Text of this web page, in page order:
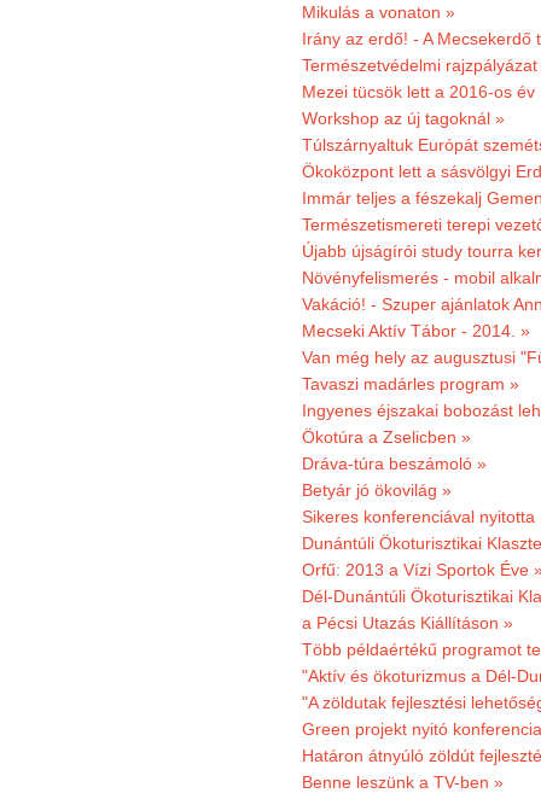
Mikulás a vonaton »
Irány az erdő! - A
Természetvédelmi
Mezei tücsök lett a 2016-os év
Workshop az új tagoknál »
Túlszárnyaltuk Európát
Ökoközpont lett a sásvölgyi
Immár teljes a fészekalj
Természetismereti terepi
Újabb újságírói study tourra
Növényfelismerés - mobil
Vakáció! - Szuper ajánlatok
Mecseki Aktív Tábor - 2014. »
Van még hely az augusztusi
Tavaszi madárles program »
Ingyenes éjszakai bobozást
Ökotúra a Zselicben »
Dráva-túra beszámoló »
Betyár jó ökovilág »
Sikeres konferenciával
Dunántúli Ökoturisztikai
Orfű: 2013 a Vízi Sportok Éve
Dél-Dunántúli Ökoturisztikai
a Pécsi Utazás Kiállításon »
Több példaértékű programot
"Aktív és ökoturizmus a Dél-
"A zöldutak fejlesztési
Green projekt nyitó
Határon átnyúló zöldút
Benne leszünk a TV-ben »